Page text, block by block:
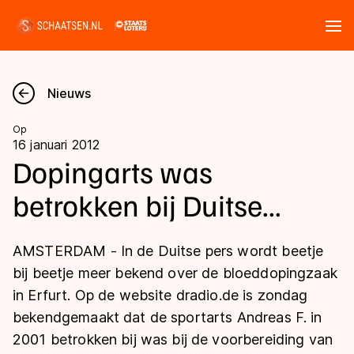
Nieuws
Kalender
Disciplines
Langebaan
Shorttrack
Inlineskaten
Uitslagen
Langebaan
Shorttrack
Marathon
Tijden & historie
Ranglijsten Langebaan
Nieuws
Op
16 januari 2012
Dopingarts was
betrokken bij Duitse...
AMSTERDAM - In de Duitse pers wordt beetje
bij beetje meer bekend over de bloeddopingzaak
in Erfurt. Op de website dradio.de is zondag
bekendgemaakt dat de sportarts Andreas F. in
2001 betrokken bij was bij de voorbereiding van